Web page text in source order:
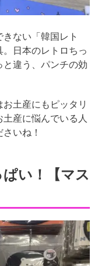
ない「韓国レト
日本のレトロちっ
違う、パンチの効
土産にもピッタリ
産に悩んでいる人
いね！
い！【マス